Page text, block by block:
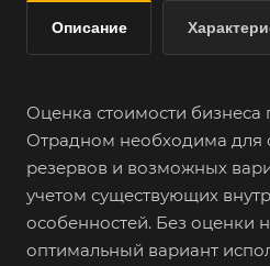
Описание
Оценка стоимости бизнеса
Отрадном необходима для
резервов и возможных
учетом существующих
особенностей. Без оценки
оптимальный вариант